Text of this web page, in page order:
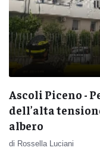
Ascoli Piceno -
dell’alta
albero
di Rossella Luciani